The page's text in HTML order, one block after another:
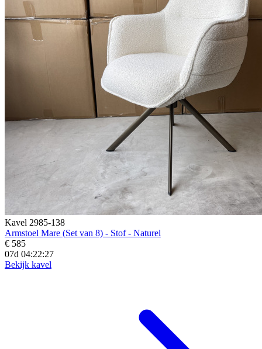
Kavel 2985-138
Armstoel Mare (Set van 8) - Stof - Naturel
€ 585
07d 04:22:25
Bekijk kavel